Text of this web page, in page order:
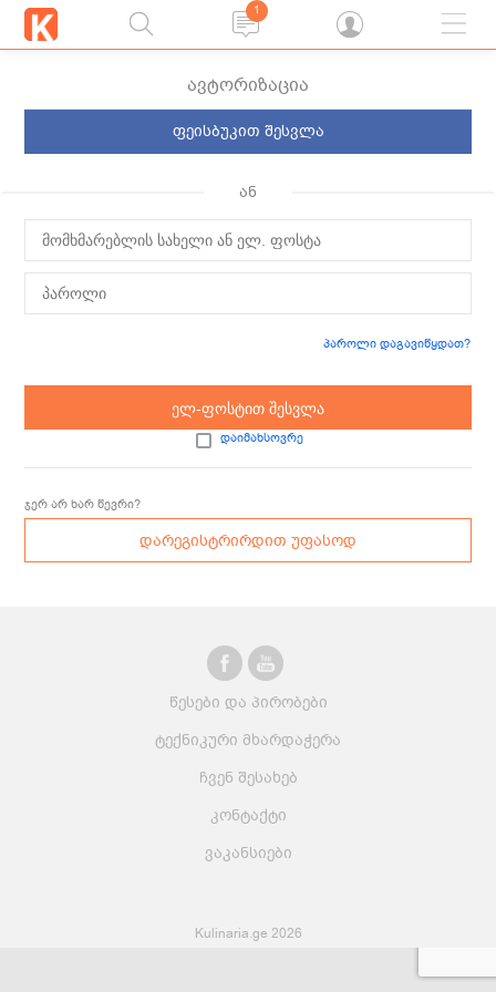
1
ავტორიზაცია
ფეისბუკით შესვლა
ან
პაროლი დაგავიწყდათ?
ელ-ფოსტით შესვლა
დაიმახსოვრე
ჯერ არ ხარ წევრი?
დარეგისტრირდით უფასოდ
ჩვენ შესახებ
კონტაქტი
ვაკანსიები
წესები და პირობები
ტექნიკური მხარდაჭერა
Kulinaria.ge 2026